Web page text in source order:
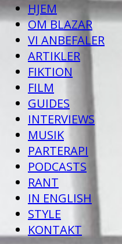
HJEM
OM BLAZAR
VI ANBEFALER
ARTIKLER
FIKTION
FILM
GUIDES
INTERVIEWS
MUSIK
PARTERAPI
PODCASTS
RANT
IN ENGLISH
STYLE
KONTAKT